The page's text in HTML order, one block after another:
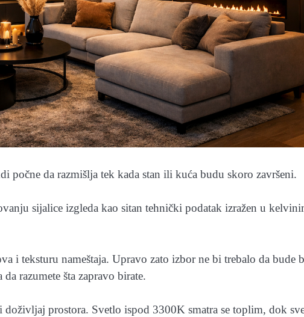
počne da razmišlja tek kada stan ili kuća budu skoro završeni.
sijalice izgleda kao sitan tehnički podatak izražen u
i teksturu nameštaja. Upravo zato izbor ne bi trebalo da bude
razumete šta zapravo birate.
doživljaj prostora. Svetlo ispod 3300K smatra se toplim, dok